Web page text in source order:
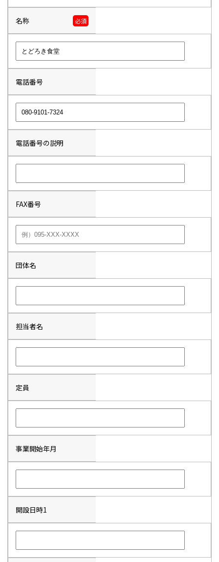
名称 必須
電話番号
電話番号の説明
FAX番号
団体名
担当者名
定員
事業開始年月
開設日時1